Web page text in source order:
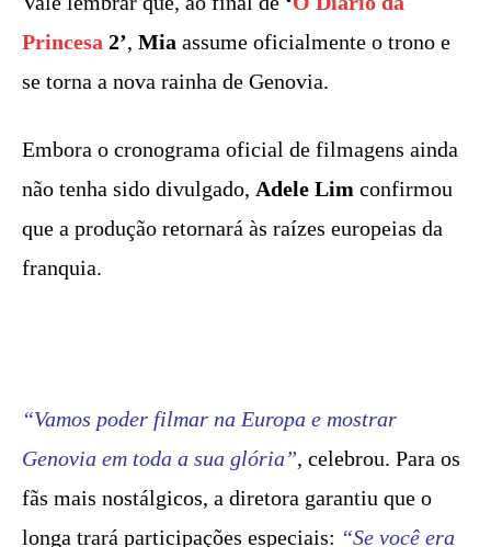
Princesa 2’, Mia assume oficialmente o trono e
se torna a nova rainha de Genovia.
Embora o cronograma oficial de filmagens ainda
não tenha sido divulgado, Adele Lim confirmou
que a produção retornará às raízes europeias da
franquia.
“Vamos poder filmar na Europa e mostrar
Genovia em toda a sua glória”, celebrou. Para os
fãs mais nostálgicos, a diretora garantiu que o
longa trará participações especiais: “Se você era